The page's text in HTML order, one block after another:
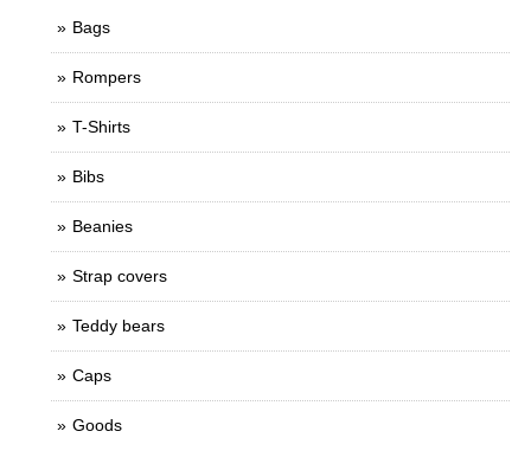
Bags
Rompers
T-Shirts
Bibs
Beanies
Strap covers
Teddy bears
Caps
Goods